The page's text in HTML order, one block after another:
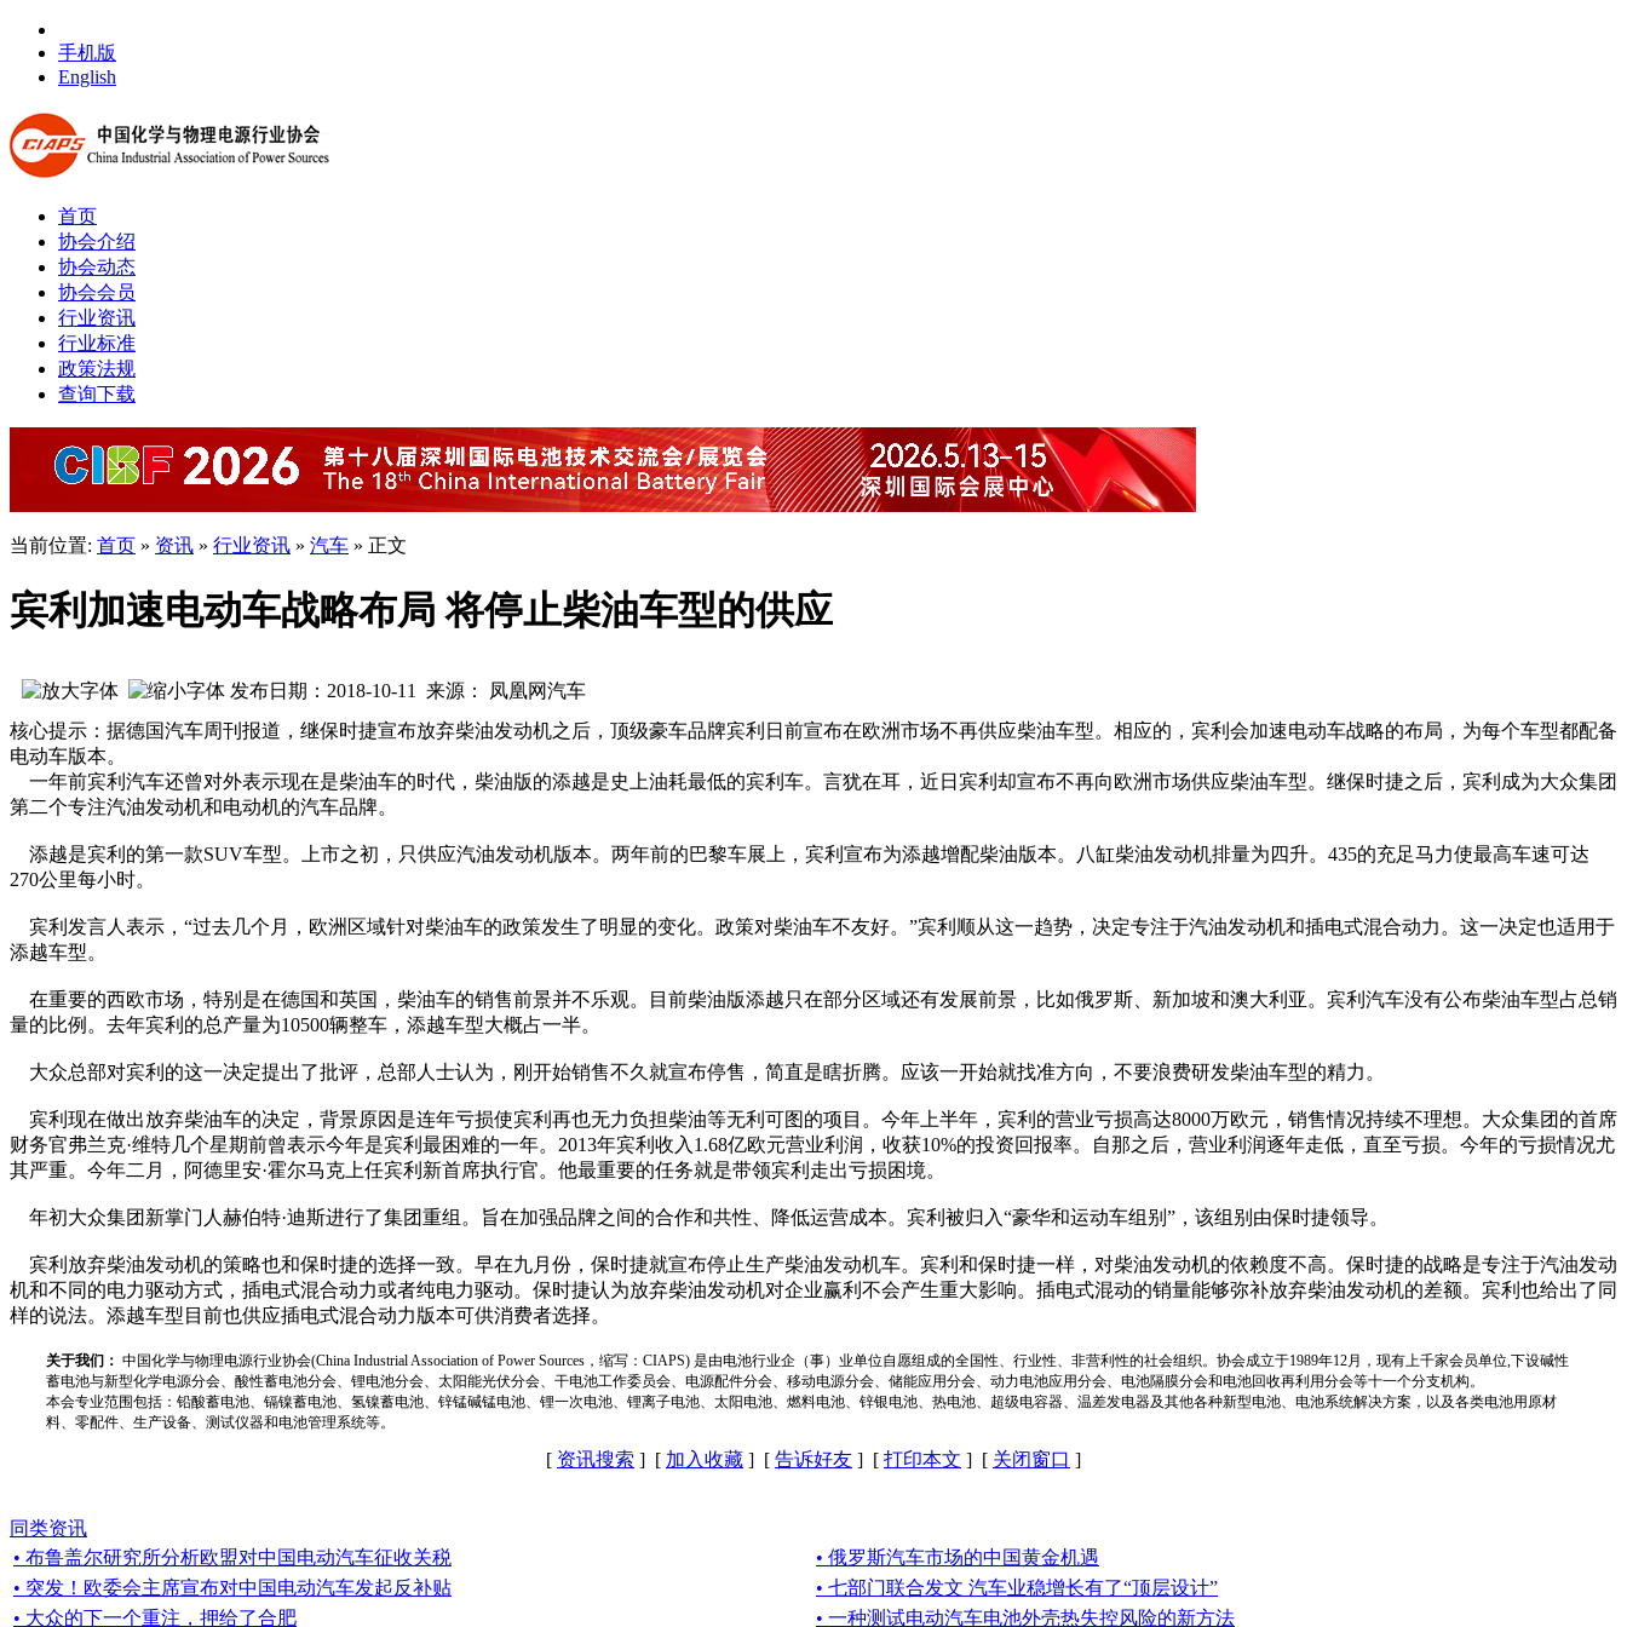
手机版
English
首页
协会介绍
协会动态
协会会员
行业资讯
行业标准
政策法规
查询下载
当前位置: 首页 » 资讯 » 行业资讯 » 汽车 » 正文
宾利加速电动车战略布局 将停止柴油车型的供应
发布日期：2018-10-11 来源： 凤凰网汽车
核心提示：据德国汽车周刊报道，继保时捷宣布放弃柴油发动机之后，顶级豪车品牌宾利日前宣布在欧洲市场不再供应柴油车型。相应的，宾利会加速电动车战略的布局，为每个车型都配备
电动车版本。
一年前宾利汽车还曾对外表示现在是柴油车的时代，柴油版的添越是史上油耗最低的宾利车。言犹在耳，近日宾利却宣布不再向欧洲市场供应柴油车型。继保时捷之后，宾利成为大众集团
第二个专注汽油发动机和电动机的汽车品牌。
添越是宾利的第一款SUV车型。上市之初，只供应汽油发动机版本。两年前的巴黎车展上，宾利宣布为添越增配柴油版本。八缸柴油发动机排量为四升。435的充足马力使最高车速可达
270公里每小时。
宾利发言人表示，“过去几个月，欧洲区域针对柴油车的政策发生了明显的变化。政策对柴油车不友好。”宾利顺从这一趋势，决定专注于汽油发动机和插电式混合动力。这一决定也适用于
添越车型。
在重要的西欧市场，特别是在德国和英国，柴油车的销售前景并不乐观。目前柴油版添越只在部分区域还有发展前景，比如俄罗斯、新加坡和澳大利亚。宾利汽车没有公布柴油车型占总销
量的比例。去年宾利的总产量为10500辆整车，添越车型大概占一半。
大众总部对宾利的这一决定提出了批评，总部人士认为，刚开始销售不久就宣布停售，简直是瞎折腾。应该一开始就找准方向，不要浪费研发柴油车型的精力。
宾利现在做出放弃柴油车的决定，背景原因是连年亏损使宾利再也无力负担柴油等无利可图的项目。今年上半年，宾利的营业亏损高达8000万欧元，销售情况持续不理想。大众集团的首席
财务官弗兰克·维特几个星期前曾表示今年是宾利最困难的一年。2013年宾利收入1.68亿欧元营业利润，收获10%的投资回报率。自那之后，营业利润逐年走低，直至亏损。今年的亏损情况尤
其严重。今年二月，阿德里安·霍尔马克上任宾利新首席执行官。他最重要的任务就是带领宾利走出亏损困境。
年初大众集团新掌门人赫伯特·迪斯进行了集团重组。旨在加强品牌之间的合作和共性、降低运营成本。宾利被归入“豪华和运动车组别”，该组别由保时捷领导。
宾利放弃柴油发动机的策略也和保时捷的选择一致。早在九月份，保时捷就宣布停止生产柴油发动机车。宾利和保时捷一样，对柴油发动机的依赖度不高。保时捷的战略是专注于汽油发动
机和不同的电力驱动方式，插电式混合动力或者纯电力驱动。保时捷认为放弃柴油发动机对企业赢利不会产生重大影响。插电式混动的销量能够弥补放弃柴油发动机的差额。宾利也给出了同
样的说法。添越车型目前也供应插电式混合动力版本可供消费者选择。
关于我们： 中国化学与物理电源行业协会(China Industrial Association of Power Sources，缩写：CIAPS) 是由电池行业企（事）业单位自愿组成的全国性、行业性、非营利性的社会组织。协会成立于1989年12月，现有上千家会员单位,下设碱性
蓄电池与新型化学电源分会、酸性蓄电池分会、锂电池分会、太阳能光伏分会、干电池工作委员会、电源配件分会、移动电源分会、储能应用分会、动力电池应用分会、电池隔膜分会和电池回收再利用分会等十一个分支机构。
本会专业范围包括：铅酸蓄电池、镉镍蓄电池、氢镍蓄电池、锌锰碱锰电池、锂一次电池、锂离子电池、太阳电池、燃料电池、锌银电池、热电池、超级电容器、温差发电器及其他各种新型电池、电池系统解决方案，以及各类电池用原材
料、零配件、生产设备、测试仪器和电池管理系统等。
[ 资讯搜索 ] [ 加入收藏 ] [ 告诉好友 ] [ 打印本文 ] [ 关闭窗口 ]
同类资讯
• 布鲁盖尔研究所分析欧盟对中国电动汽车征收关税
• 俄罗斯汽车市场的中国黄金机遇
• 突发！欧委会主席宣布对中国电动汽车发起反补贴
• 七部门联合发文 汽车业稳增长有了“顶层设计”
• 大众的下一个重注，押给了合肥
• 一种测试电动汽车电池外壳热失控风险的新方法